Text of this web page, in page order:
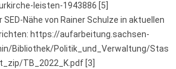
leisten-1943886 [5]
SED-Nähe von Rainer Schulze in aktuellen
https://aufarbeitung.sachsen-
Bibliothek/Politik_und_Verwaltung/Stas
TB_2022_K.pdf [3]